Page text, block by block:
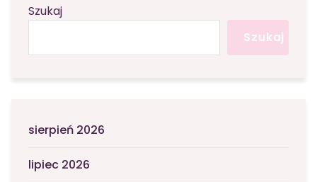
Szukaj
Szukaj
sierpień 2026
lipiec 2026